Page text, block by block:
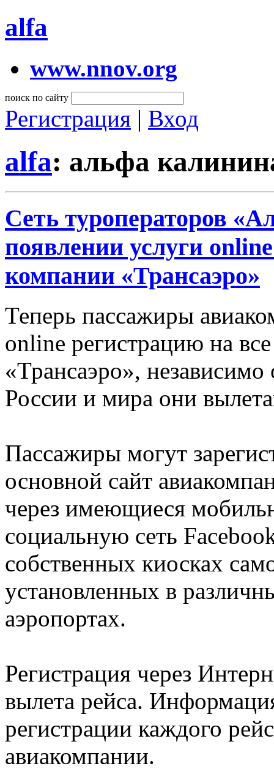
alfa
www.nnov.org
поиск по сайту
Регистрация | Вход
alfa: альфа
Сеть туроператоров
появлении услуги
компании «Трансаэро»
Теперь пассажиры
online регистрацию на
«Трансаэро», независимо
России и мира они
Пассажиры могут
основной сайт
через имеющиеся
социальную сеть
собственных киосках
установленных в
аэропортах.
Регистрация через
вылета рейса.
регистрации каждого
авиакомпании.